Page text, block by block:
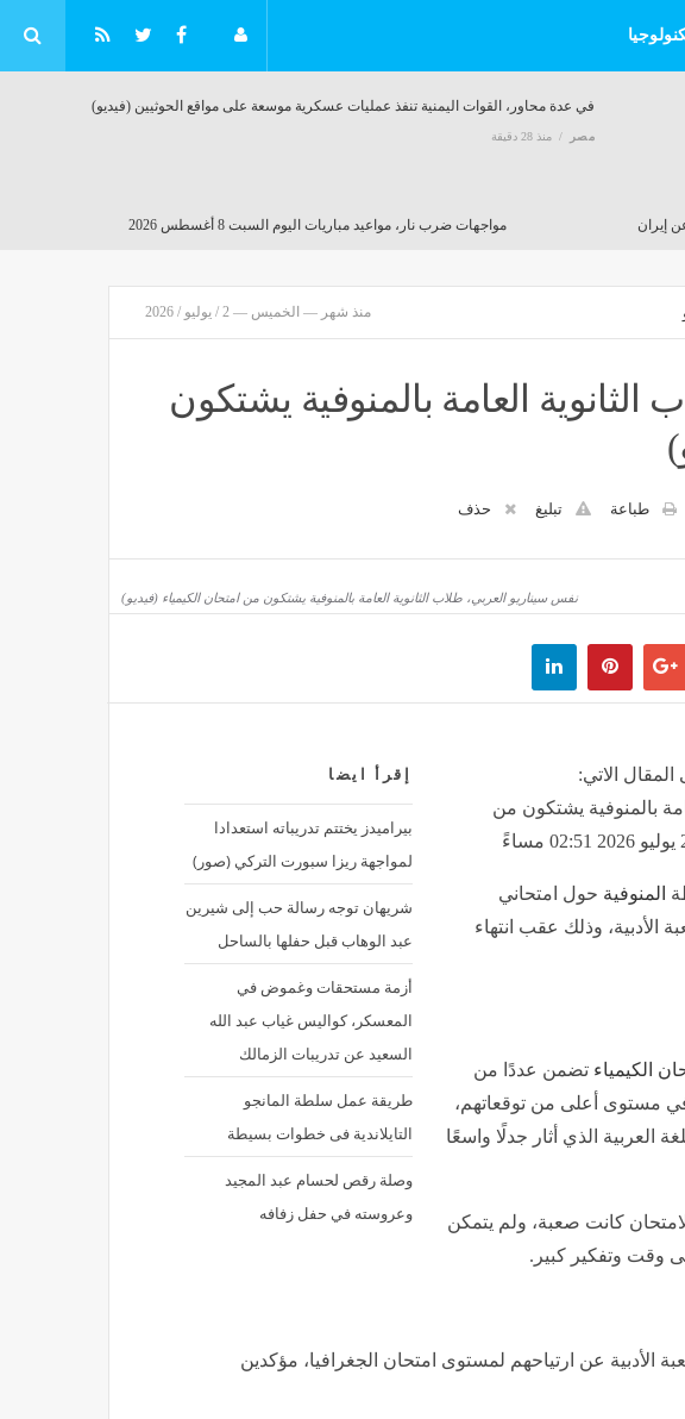
في عدة محاور، القوات اليمنية تنفذ عمليات عسكرية موسعة على مواقع الحوثيين (فيديو)
مصر منذ 28 دقيقة
مواجهات ضرب نار، مواعيد مباريات اليوم السبت 8 أغسطس 2026
على المواطنين بالقاهرة
جوجل
مصر منذ 55 دقيقة
منذ شهر — الخميس — 2 / يوليو / 2026
العامة بالمنوفية يشتكون
طباعة تبليغ حذف
نفس سيناريو العربي، طلاب الثانوية العامة بالمنوفية يشتكون من امتحان الكيمياء (فيديو)
إقرأ ايضا
بيراميدز يختتم تدريباته استعدادا
لمواجهة ريزا سبورت التركي (صور)
شريهان توجه رسالة حب إلى شيرين
عبد الوهاب قبل حفلها بالساحل
أزمة مستحقات وغموض في
المعسكر، كواليس غياب عبد الله
السعيد عن تدريبات الزمالك
طريقة عمل سلطة المانجو
التايلاندية فى خطوات بسيطة
وصلة رقص لحسام عبد المجيد
وعروسته في حفل زفافه
الاتي:
بالمنوفية يشتكون من
المنوفية حول امتحاني
الأدبية، وذلك عقب انتهاء
الكيمياء تضمن عددًا من
في مستوى أعلى من توقعاتهم،
العربية الذي أثار جدلًا واسعًا
كانت صعبة، ولم يتمكن
وقت وتفكير كبير.
عن ارتياحهم لمستوى امتحان الجغرافيا، مؤكدين